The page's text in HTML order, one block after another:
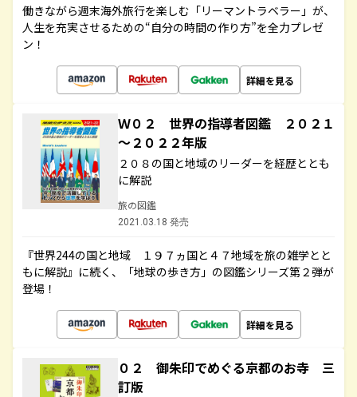
働きながら週末海外旅行を楽しむ「リーマントラベラー」が、
人生を充実させるための“自分の時間の作り方”を全力プレゼ
ン！
詳細を見る
Ｗ０２ 世界の指導者図鑑 ２０２１
～２０２２年版
２０８の国と地域のリーダーを経歴ととも
に解説
旅の図鑑
2021.03.18 発売
『世界244の国と地域 １９７ヵ国と４７地域を旅の雑学とと
もに解説』に続く、「地球の歩き方」の図鑑シリーズ第２弾が
登場！
詳細を見る
０２ 御朱印でめぐる京都のお寺 三
訂版